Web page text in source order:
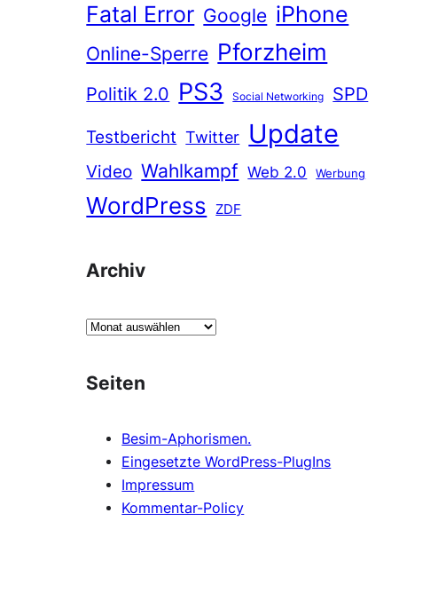
Fatal Error Google iPhone
Online-Sperre Pforzheim
Politik 2.0 PS3 Social Networking
SPD
Testbericht Twitter Update
Video Wahlkampf Web 2.0 Werbung
WordPress ZDF
Archiv
A
h
Seiten
Besim-Aphorismen.
Eingesetzte WordPress-PlugIns
Impressum
Kommentar-Policy